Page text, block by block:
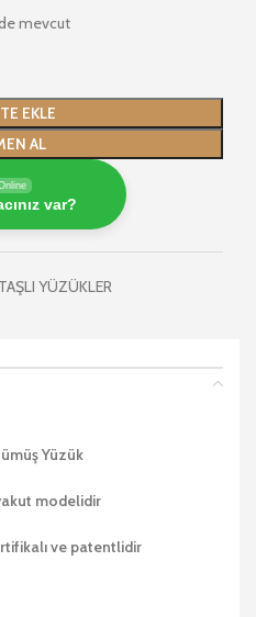
mevcut
EKLE
AL
var?
YÜZÜKLER
Yüzük
modelidir
ve patentlidir